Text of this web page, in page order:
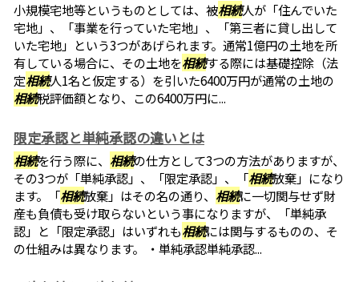
小規模宅地等というものとしては、被相続人が「住んでいた
宅地」、「事業を行っていた宅地」、「第三者に貸し出して
いた宅地」という3つがあげられます。通常1億円の土地を所
有している場合に、その土地を相続する際には基礎控除（法
定相続人1名と仮定する）を引いた6400万円が通常の土地の
相続税評価額となり、この6400万円に...
限定承認と単純承認の違いとは
相続を行う際に、 相続の仕方として3つの方法がありますが、
その3つが「単純承認」、「限定承認」、「相続放棄」になり
ます。「相続放棄」はその名の通り、 相続に一切関与せず財
産も負債も受け取らないという事になりますが、「単純承
認」と「限定承認」はいずれも相続には関与するものの、そ
の仕組みは異なります。 ・単純承認単純承認...